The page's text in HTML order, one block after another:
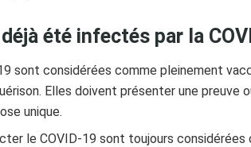
été infectés par la
sont considérées comme pleinement
Elles doivent présenter une preuve
unique.
le COVID-19 sont toujours